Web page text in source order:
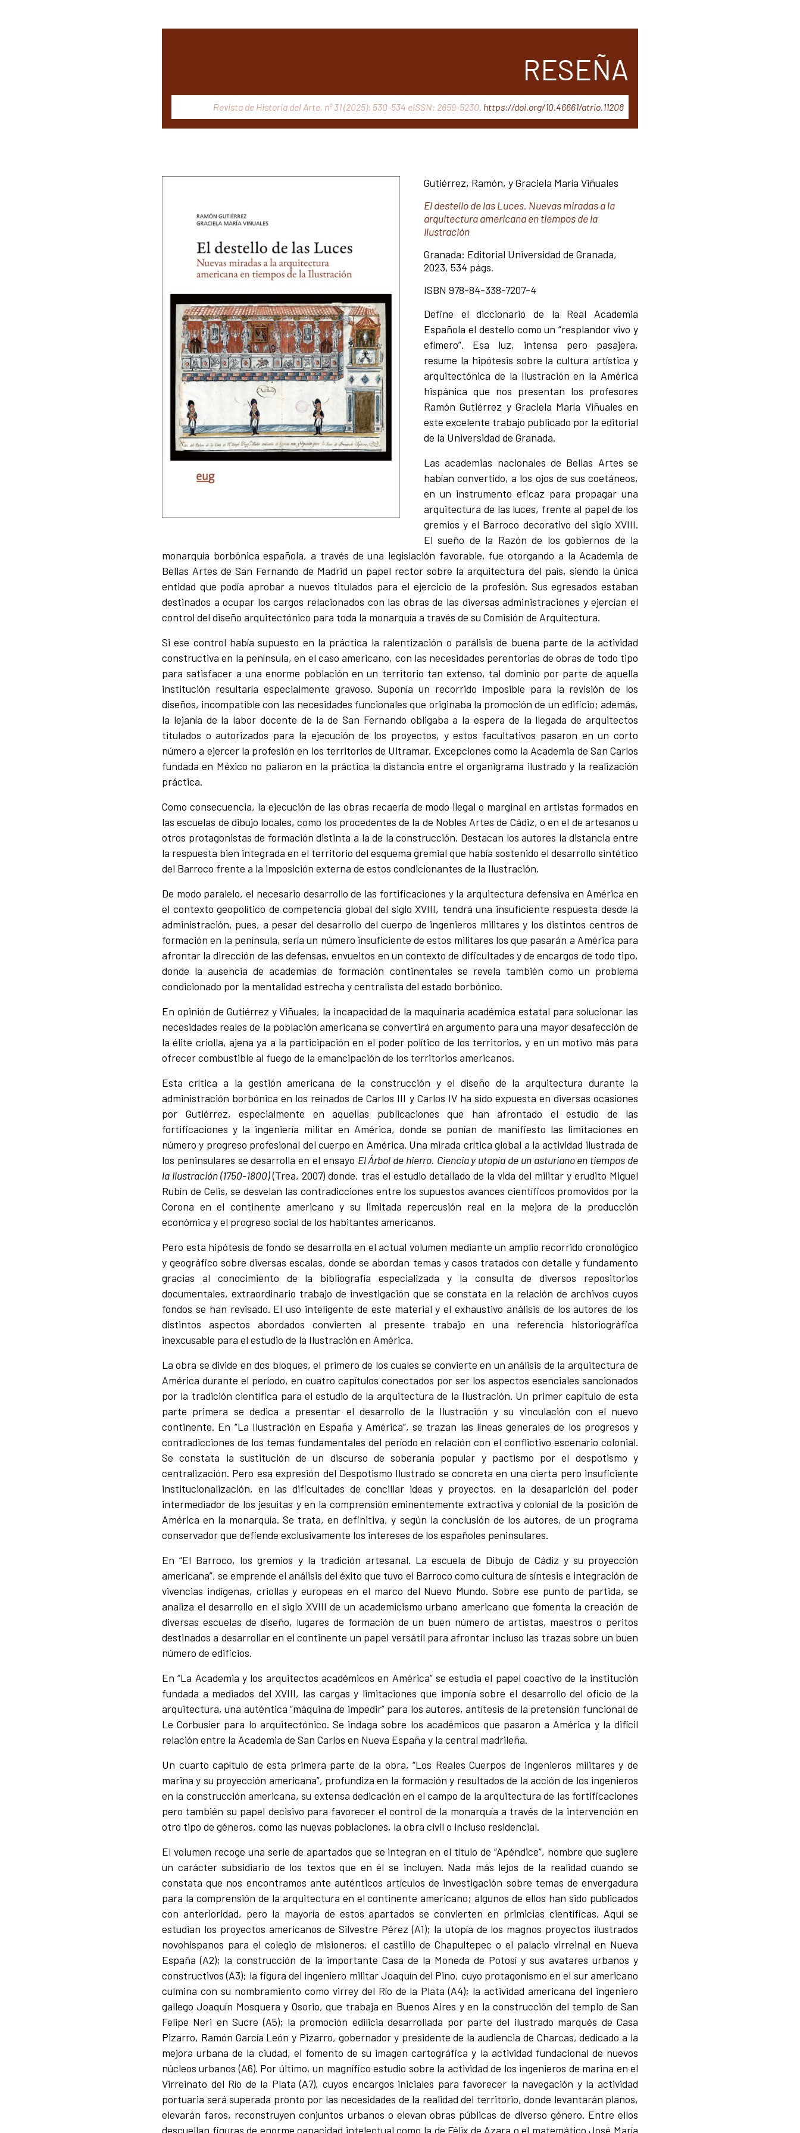
RESEÑA
Revista de Historia del Arte, nº 31 (2025): 530-534 eISSN: 2659-5230. https://doi.org/10.46661/atrio.11208
Gutiérrez, Ramón, y Graciela María Viñuales
El destello de las Luces. Nuevas miradas a la
arquitectura americana en tiempos de la
Ilustración
Granada: Editorial Universidad de Granada,
2023, 534 págs.
ISBN 978-84-338-7207-4
Define el diccionario de la Real Academia
Española el destello como un “resplandor vivo y
efímero”. Esa luz, intensa pero pasajera,
resume la hipótesis sobre la cultura artística y
arquitectónica de la Ilustración en la América
hispánica que nos presentan los profesores
Ramón Gutiérrez y Graciela María Viñuales en
este excelente trabajo publicado por la editorial
de la Universidad de Granada.
Las academias nacionales de Bellas Artes se
habían convertido, a los ojos de sus coetáneos,
en un instrumento eficaz para propagar una
arquitectura de las luces, frente al papel de los
gremios y el Barroco decorativo del siglo XVIII.
El sueño de la Razón de los gobiernos de la
monarquía borbónica española, a través de una legislación favorable, fue otorgando a la Academia de
Bellas Artes de San Fernando de Madrid un papel rector sobre la arquitectura del país, siendo la única
entidad que podía aprobar a nuevos titulados para el ejercicio de la profesión. Sus egresados estaban
destinados a ocupar los cargos relacionados con las obras de las diversas administraciones y ejercían el
control del diseño arquitectónico para toda la monarquía a través de su Comisión de Arquitectura.
Si ese control había supuesto en la práctica la ralentización o parálisis de buena parte de la actividad
constructiva en la península, en el caso americano, con las necesidades perentorias de obras de todo tipo
para satisfacer a una enorme población en un territorio tan extenso, tal dominio por parte de aquella
institución resultaría especialmente gravoso. Suponía un recorrido imposible para la revisión de los
diseños, incompatible con las necesidades funcionales que originaba la promoción de un edificio; además,
la lejanía de la labor docente de la de San Fernando obligaba a la espera de la llegada de arquitectos
titulados o autorizados para la ejecución de los proyectos, y estos facultativos pasaron en un corto
número a ejercer la profesión en los territorios de Ultramar. Excepciones como la Academia de San Carlos
fundada en México no paliaron en la práctica la distancia entre el organigrama ilustrado y la realización
práctica.
Como consecuencia, la ejecución de las obras recaería de modo ilegal o marginal en artistas formados en
las escuelas de dibujo locales, como los procedentes de la de Nobles Artes de Cádiz, o en el de artesanos u
otros protagonistas de formación distinta a la de la construcción. Destacan los autores la distancia entre
la respuesta bien integrada en el territorio del esquema gremial que había sostenido el desarrollo sintético
del Barroco frente a la imposición externa de estos condicionantes de la Ilustración.
De modo paralelo, el necesario desarrollo de las fortificaciones y la arquitectura defensiva en América en
el contexto geopolítico de competencia global del siglo XVIII, tendrá una insuficiente respuesta desde la
administración, pues, a pesar del desarrollo del cuerpo de ingenieros militares y los distintos centros de
formación en la península, sería un número insuficiente de estos militares los que pasarán a América para
afrontar la dirección de las defensas, envueltos en un contexto de dificultades y de encargos de todo tipo,
donde la ausencia de academias de formación continentales se revela también como un problema
condicionado por la mentalidad estrecha y centralista del estado borbónico.
En opinión de Gutiérrez y Viñuales, la incapacidad de la maquinaria académica estatal para solucionar las
necesidades reales de la población americana se convertirá en argumento para una mayor desafección de
la élite criolla, ajena ya a la participación en el poder político de los territorios, y en un motivo más para
ofrecer combustible al fuego de la emancipación de los territorios americanos.
Esta crítica a la gestión americana de la construcción y el diseño de la arquitectura durante la
administración borbónica en los reinados de Carlos III y Carlos IV ha sido expuesta en diversas ocasiones
por Gutiérrez, especialmente en aquellas publicaciones que han afrontado el estudio de las
fortificaciones y la ingeniería militar en América, donde se ponían de manifiesto las limitaciones en
número y progreso profesional del cuerpo en América. Una mirada crítica global a la actividad ilustrada de
los peninsulares se desarrolla en el ensayo El Árbol de hierro. Ciencia y utopía de un asturiano en tiempos de
la Ilustración (1750-1800)(Trea, 2007) donde, tras el estudio detallado de la vida del militar y erudito Miguel
Rubín de Celis, se desvelan las contradicciones entre los supuestos avances científicos promovidos por la
Corona en el continente americano y su limitada repercusión real en la mejora de la producción
económica y el progreso social de los habitantes americanos.
Pero esta hipótesis de fondo se desarrolla en el actual volumen mediante un amplio recorrido cronológico
y geográfico sobre diversas escalas, donde se abordan temas y casos tratados con detalle y fundamento
gracias al conocimiento de la bibliografía especializada y la consulta de diversos repositorios
documentales, extraordinario trabajo de investigación que se constata en la relación de archivos cuyos
fondos se han revisado. El uso inteligente de este material y el exhaustivo análisis de los autores de los
distintos aspectos abordados convierten al presente trabajo en una referencia historiográfica
inexcusable para el estudio de la Ilustración en América.
La obra se divide en dos bloques, el primero de los cuales se convierte en un análisis de la arquitectura de
América durante el período, en cuatro capítulos conectados por ser los aspectos esenciales sancionados
por la tradición científica para el estudio de la arquitectura de la Ilustración. Un primer capítulo de esta
parte primera se dedica a presentar el desarrollo de la Ilustración y su vinculación con el nuevo
continente. En “La Ilustración en España y América”, se trazan las líneas generales de los progresos y
contradicciones de los temas fundamentales del período en relación con el conflictivo escenario colonial.
Se constata la sustitución de un discurso de soberanía popular y pactismo por el despotismo y
centralización. Pero esa expresión del Despotismo Ilustrado se concreta en una cierta pero insuficiente
institucionalización, en las dificultades de conciliar ideas y proyectos, en la desaparición del poder
intermediador de los jesuitas y en la comprensión eminentemente extractiva y colonial de la posición de
América en la monarquía. Se trata, en definitiva, y según la conclusión de los autores, de un programa
conservador que defiende exclusivamente los intereses de los españoles peninsulares.
En “El Barroco, los gremios y la tradición artesanal. La escuela de Dibujo de Cádiz y su proyección
americana”, se emprende el análisis del éxito que tuvo el Barroco como cultura de síntesis e integración de
vivencias indígenas, criollas y europeas en el marco del Nuevo Mundo. Sobre ese punto de partida, se
analiza el desarrollo en el siglo XVIII de un academicismo urbano americano que fomenta la creación de
diversas escuelas de diseño, lugares de formación de un buen número de artistas, maestros o peritos
destinados a desarrollar en el continente un papel versátil para afrontar incluso las trazas sobre un buen
número de edificios.
En “La Academia y los arquitectos académicos en América” se estudia el papel coactivo de la institución
fundada a mediados del XVIII, las cargas y limitaciones que imponía sobre el desarrollo del oficio de la
arquitectura, una auténtica “máquina de impedir” para los autores, antítesis de la pretensión funcional de
Le Corbusier para lo arquitectónico. Se indaga sobre los académicos que pasaron a América y la difícil
relación entre la Academia de San Carlos en Nueva España y la central madrileña.
Un cuarto capítulo de esta primera parte de la obra, “Los Reales Cuerpos de ingenieros militares y de
marina y su proyección americana”, profundiza en la formación y resultados de la acción de los ingenieros
en la construcción americana, su extensa dedicación en el campo de la arquitectura de las fortificaciones
pero también su papel decisivo para favorecer el control de la monarquía a través de la intervención en
otro tipo de géneros, como las nuevas poblaciones, la obra civil o incluso residencial.
El volumen recoge una serie de apartados que se integran en el título de “Apéndice”, nombre que sugiere
un carácter subsidiario de los textos que en él se incluyen. Nada más lejos de la realidad cuando se
constata que nos encontramos ante auténticos artículos de investigación sobre temas de envergadura
para la comprensión de la arquitectura en el continente americano; algunos de ellos han sido publicados
con anterioridad, pero la mayoría de estos apartados se convierten en primicias científicas. Aquí se
estudian los proyectos americanos de Silvestre Pérez (A1); la utopía de los magnos proyectos ilustrados
novohispanos para el colegio de misioneros, el castillo de Chapultepec o el palacio virreinal en Nueva
España (A2); la construcción de la importante Casa de la Moneda de Potosí y sus avatares urbanos y
constructivos (A3); la figura del ingeniero militar Joaquín del Pino, cuyo protagonismo en el sur americano
culmina con su nombramiento como virrey del Río de la Plata (A4); la actividad americana del ingeniero
gallego Joaquín Mosquera y Osorio, que trabaja en Buenos Aires y en la construcción del templo de San
Felipe Neri en Sucre (A5); la promoción edilicia desarrollada por parte del ilustrado marqués de Casa
Pizarro, Ramón García León y Pizarro, gobernador y presidente de la audiencia de Charcas, dedicado a la
mejora urbana de la ciudad, el fomento de su imagen cartográfica y la actividad fundacional de nuevos
núcleos urbanos (A6). Por último, un magnífico estudio sobre la actividad de los ingenieros de marina en el
Virreinato del Río de la Plata (A7), cuyos encargos iniciales para favorecer la navegación y la actividad
portuaria será superada pronto por las necesidades de la realidad del territorio, donde levantarán planos,
elevarán faros, reconstruyen conjuntos urbanos o elevan obras públicas de diverso género. Entre ellos
descuellan figuras de enorme capacidad intelectual como la de Félix de Azara o el matemático José María